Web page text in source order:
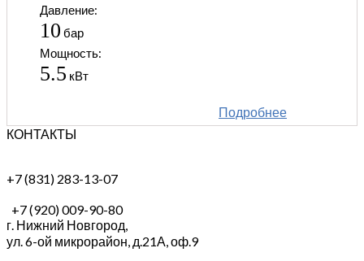
Давление:
10 бар
Мощность:
5.5 кВт
Подробнее
КОНТАКТЫ
+7 (831) 283-13-07
+7 (920) 009-90-80
г. Нижний Новгород,
ул. 6-ой микрорайон, д.21А, оф.9